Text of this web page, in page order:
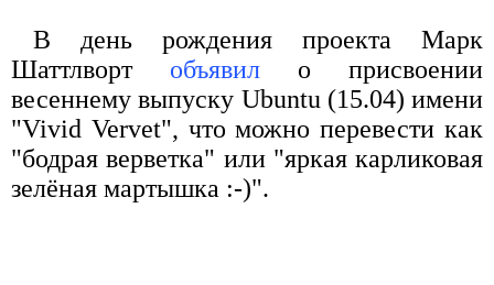
В день рождения проекта Марк
Шаттлворт объявил о присвоении
весеннему выпуску Ubuntu (15.04) имени
"Vivid Vervet", что можно перевести как
"бодрая верветка" или "яркая карликовая
зелёная мартышка :-)".